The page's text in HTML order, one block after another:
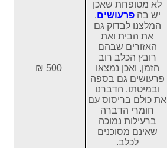
לא מטופחת שאכן
יש בהפרעושים.
המלצנו לבדוק גם
את הבית ואת
האזורים שבהם
רובץ הכלב רוב
הזמן, ואכן נמצאו
פרעושים גם בספה
ובמיטתו. הדברנו
את כולם בריסוס עם
חומרי הדברה
ברעילות נמוכה
שאינם מסוכנים
לכלב.
500 ₪